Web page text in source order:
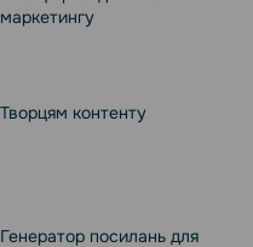
маркетингу
Творцям контенту
Генератор посилань для